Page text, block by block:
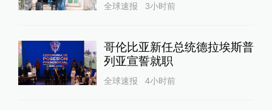
全球速报 3小时前
哥伦比亚新任总统德拉埃斯普
列亚宣誓就职
全球速报 4小时前